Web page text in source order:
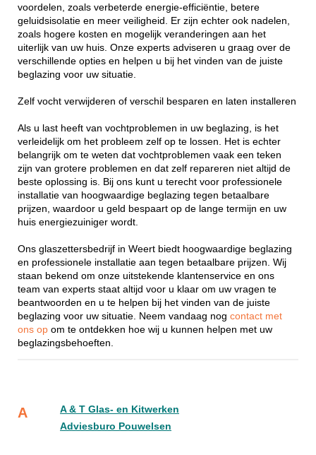
voordelen, zoals verbeterde energie-efficiëntie, betere
geluidsisolatie en meer veiligheid. Er zijn echter ook nadelen,
zoals hogere kosten en mogelijk veranderingen aan het
uiterlijk van uw huis. Onze experts adviseren u graag over de
verschillende opties en helpen u bij het vinden van de juiste
beglazing voor uw situatie.
Zelf vocht verwijderen of verschil besparen en laten installeren
Als u last heeft van vochtproblemen in uw beglazing, is het
verleidelijk om het probleem zelf op te lossen. Het is echter
belangrijk om te weten dat vochtproblemen vaak een teken
zijn van grotere problemen en dat zelf repareren niet altijd de
beste oplossing is. Bij ons kunt u terecht voor professionele
installatie van hoogwaardige beglazing tegen betaalbare
prijzen, waardoor u geld bespaart op de lange termijn en uw
huis energiezuiniger wordt.
Ons glaszettersbedrijf in Weert biedt hoogwaardige beglazing
en professionele installatie aan tegen betaalbare prijzen. Wij
staan bekend om onze uitstekende klantenservice en ons
team van experts staat altijd voor u klaar om uw vragen te
beantwoorden en u te helpen bij het vinden van de juiste
beglazing voor uw situatie. Neem vandaag nog contact met
ons op om te ontdekken hoe wij u kunnen helpen met uw
beglazingsbehoeften.
A
A & T Glas- en Kitwerken
Adviesburo Pouwelsen